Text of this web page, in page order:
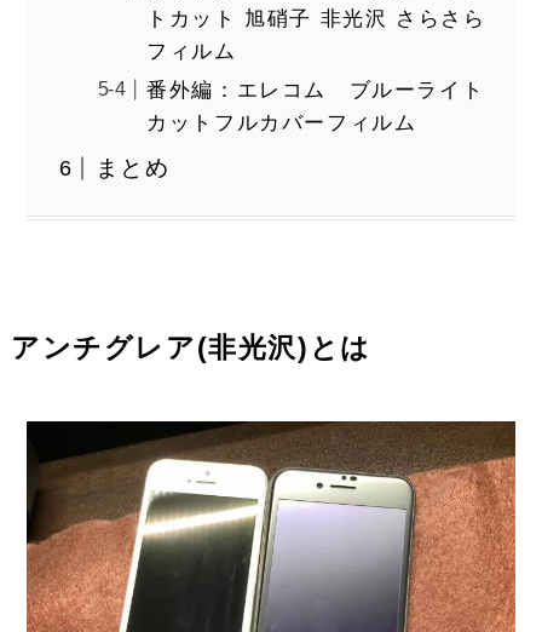
トカット 旭硝子 非光沢 さらさら
フィルム
番外編：エレコム ブルーライト
カットフルカバーフィルム
まとめ
アンチグレア(非光沢)とは